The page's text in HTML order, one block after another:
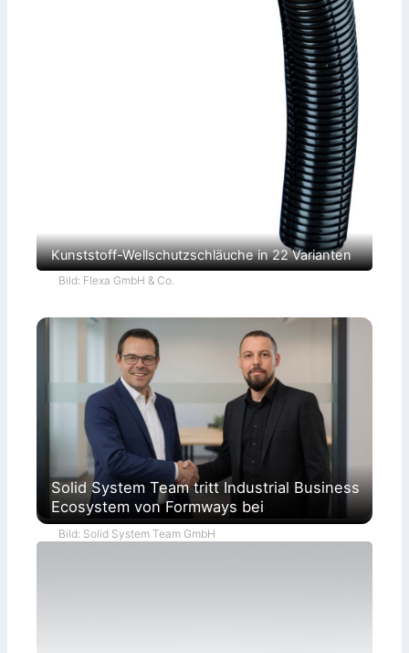
Kunststoff-Wellschutzschläuche in 22 Varianten
Bild: Flexa GmbH & Co.
Solid System Team tritt Industrial Business
Ecosystem von Formways bei
Bild: Solid System Team GmbH